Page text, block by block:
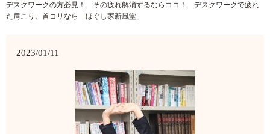
デスクワークの方必見！ その疲れ解消するならココ！ デスクワークで疲れ
た肩こり、首コリなら「ほぐし家新風堂」
2023/01/11